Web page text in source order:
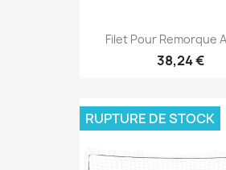
Filet Pour Remorque
38,24 €
RUPTURE DE STOCK